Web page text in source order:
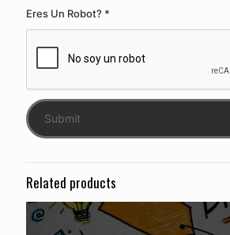
Eres Un Robot? *
Related products